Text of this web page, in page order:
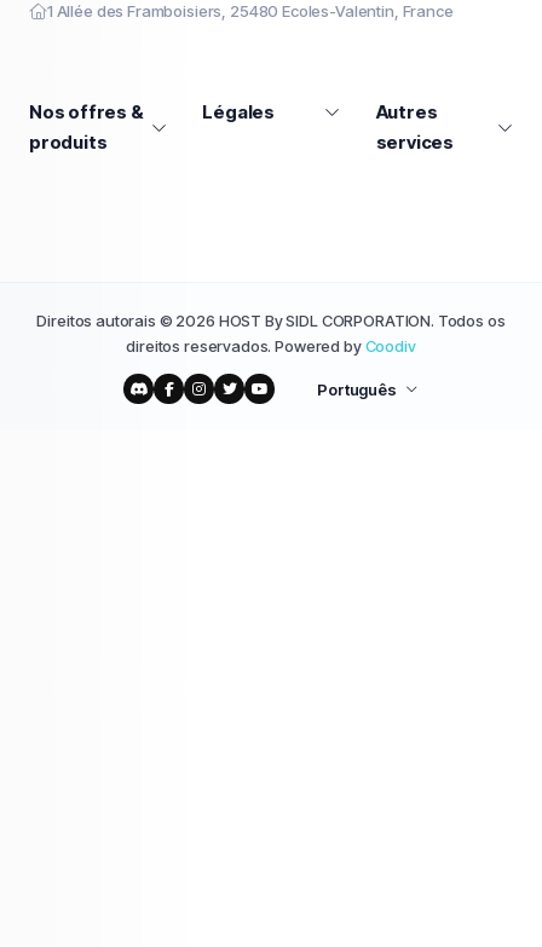
1 Allée des Framboisiers, 25480 Ecoles-Valentin, France
Nos offres &
produits
Légales
Autres
services
Direitos autorais © 2026 HOST By SIDL CORPORATION. Todos os
direitos reservados. Powered byCoodiv
Português